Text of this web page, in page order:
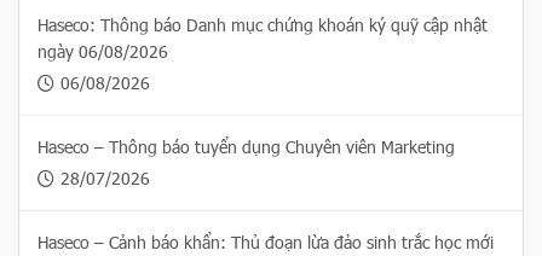
Haseco: Thông báo Danh mục chứng khoán ký quỹ cập nhật
ngày 06/08/2026
06/08/2026
Haseco – Thông báo tuyển dụng Chuyên viên Marketing
28/07/2026
Haseco – Cảnh báo khẩn: Thủ đoạn lừa đảo sinh trắc học mới